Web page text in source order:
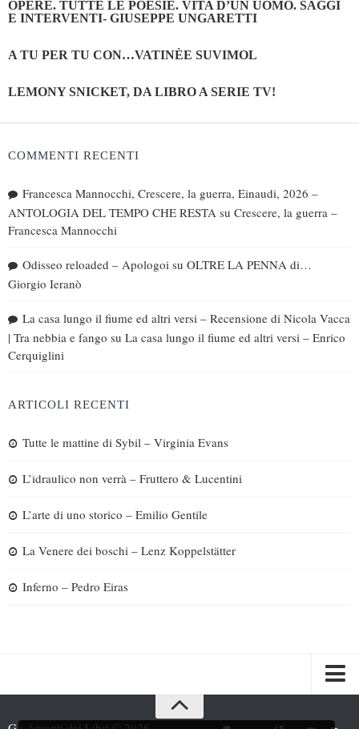
OPERE. TUTTE LE POESIE. VITA D’UN UOMO. SAGGI
E INTERVENTI- GIUSEPPE UNGARETTI
A TU PER TU CON…VATINÈE SUVIMOL
LEMONY SNICKET, DA LIBRO A SERIE TV!
COMMENTI RECENTI
Francesca Mannocchi, Crescere, la guerra, Einaudi, 2026 –
ANTOLOGIA DEL TEMPO CHE RESTA su Crescere, la guerra –
Francesca Mannocchi
Odisseo reloaded – Apologoi su OLTRE LA PENNA di…
Giorgio Ieranò
La casa lungo il fiume ed altri versi – Recensione di Nicola Vacca
| Tra nebbia e fango su La casa lungo il fiume ed altri versi – Enrico
Cerquiglini
ARTICOLI RECENTI
Tutte le mattine di Sybil – Virginia Evans
L’idraulico non verrà – Fruttero & Lucentini
L’arte di uno storico – Emilio Gentile
La Venere dei boschi – Lenz Koppelstätter
Inferno – Pedro Eiras